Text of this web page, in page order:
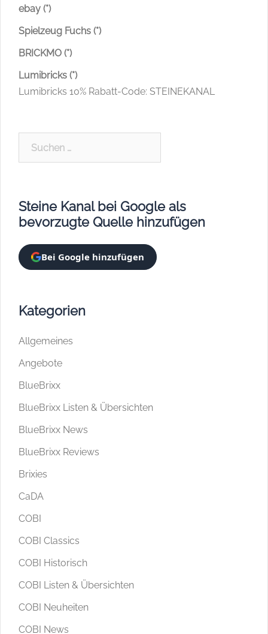
ebay (*)
Spielzeug Fuchs (*)
BRICKMO (*)
Lumibricks (*)
Lumibricks 10% Rabatt-Code: STEINEKANAL
Steine Kanal bei Google als
bevorzugte Quelle hinzufügen
Bei Google hinzufügen
Kategorien
Allgemeines
Angebote
BlueBrixx
BlueBrixx Listen & Übersichten
BlueBrixx News
BlueBrixx Reviews
Brixies
CaDA
COBI
COBI Classics
COBI Historisch
COBI Listen & Übersichten
COBI Neuheiten
COBI News